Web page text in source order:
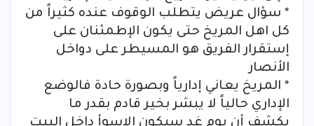
* سؤال عريض يتطلب الوقوف عنده كثيراً من
كل اهل المريخ حتى يكون الإطمئنان على
إستقرار الفريق هو المسيطر على دواخل
الأنصار
* المريخ يعاني إدارياً وبصورة حادة فالوضع
الإداري حالياً لا يبشر بخير قادم بقدر ما
يكشف أن يوم غدٍ سيكون الاسوأ داخل البيت